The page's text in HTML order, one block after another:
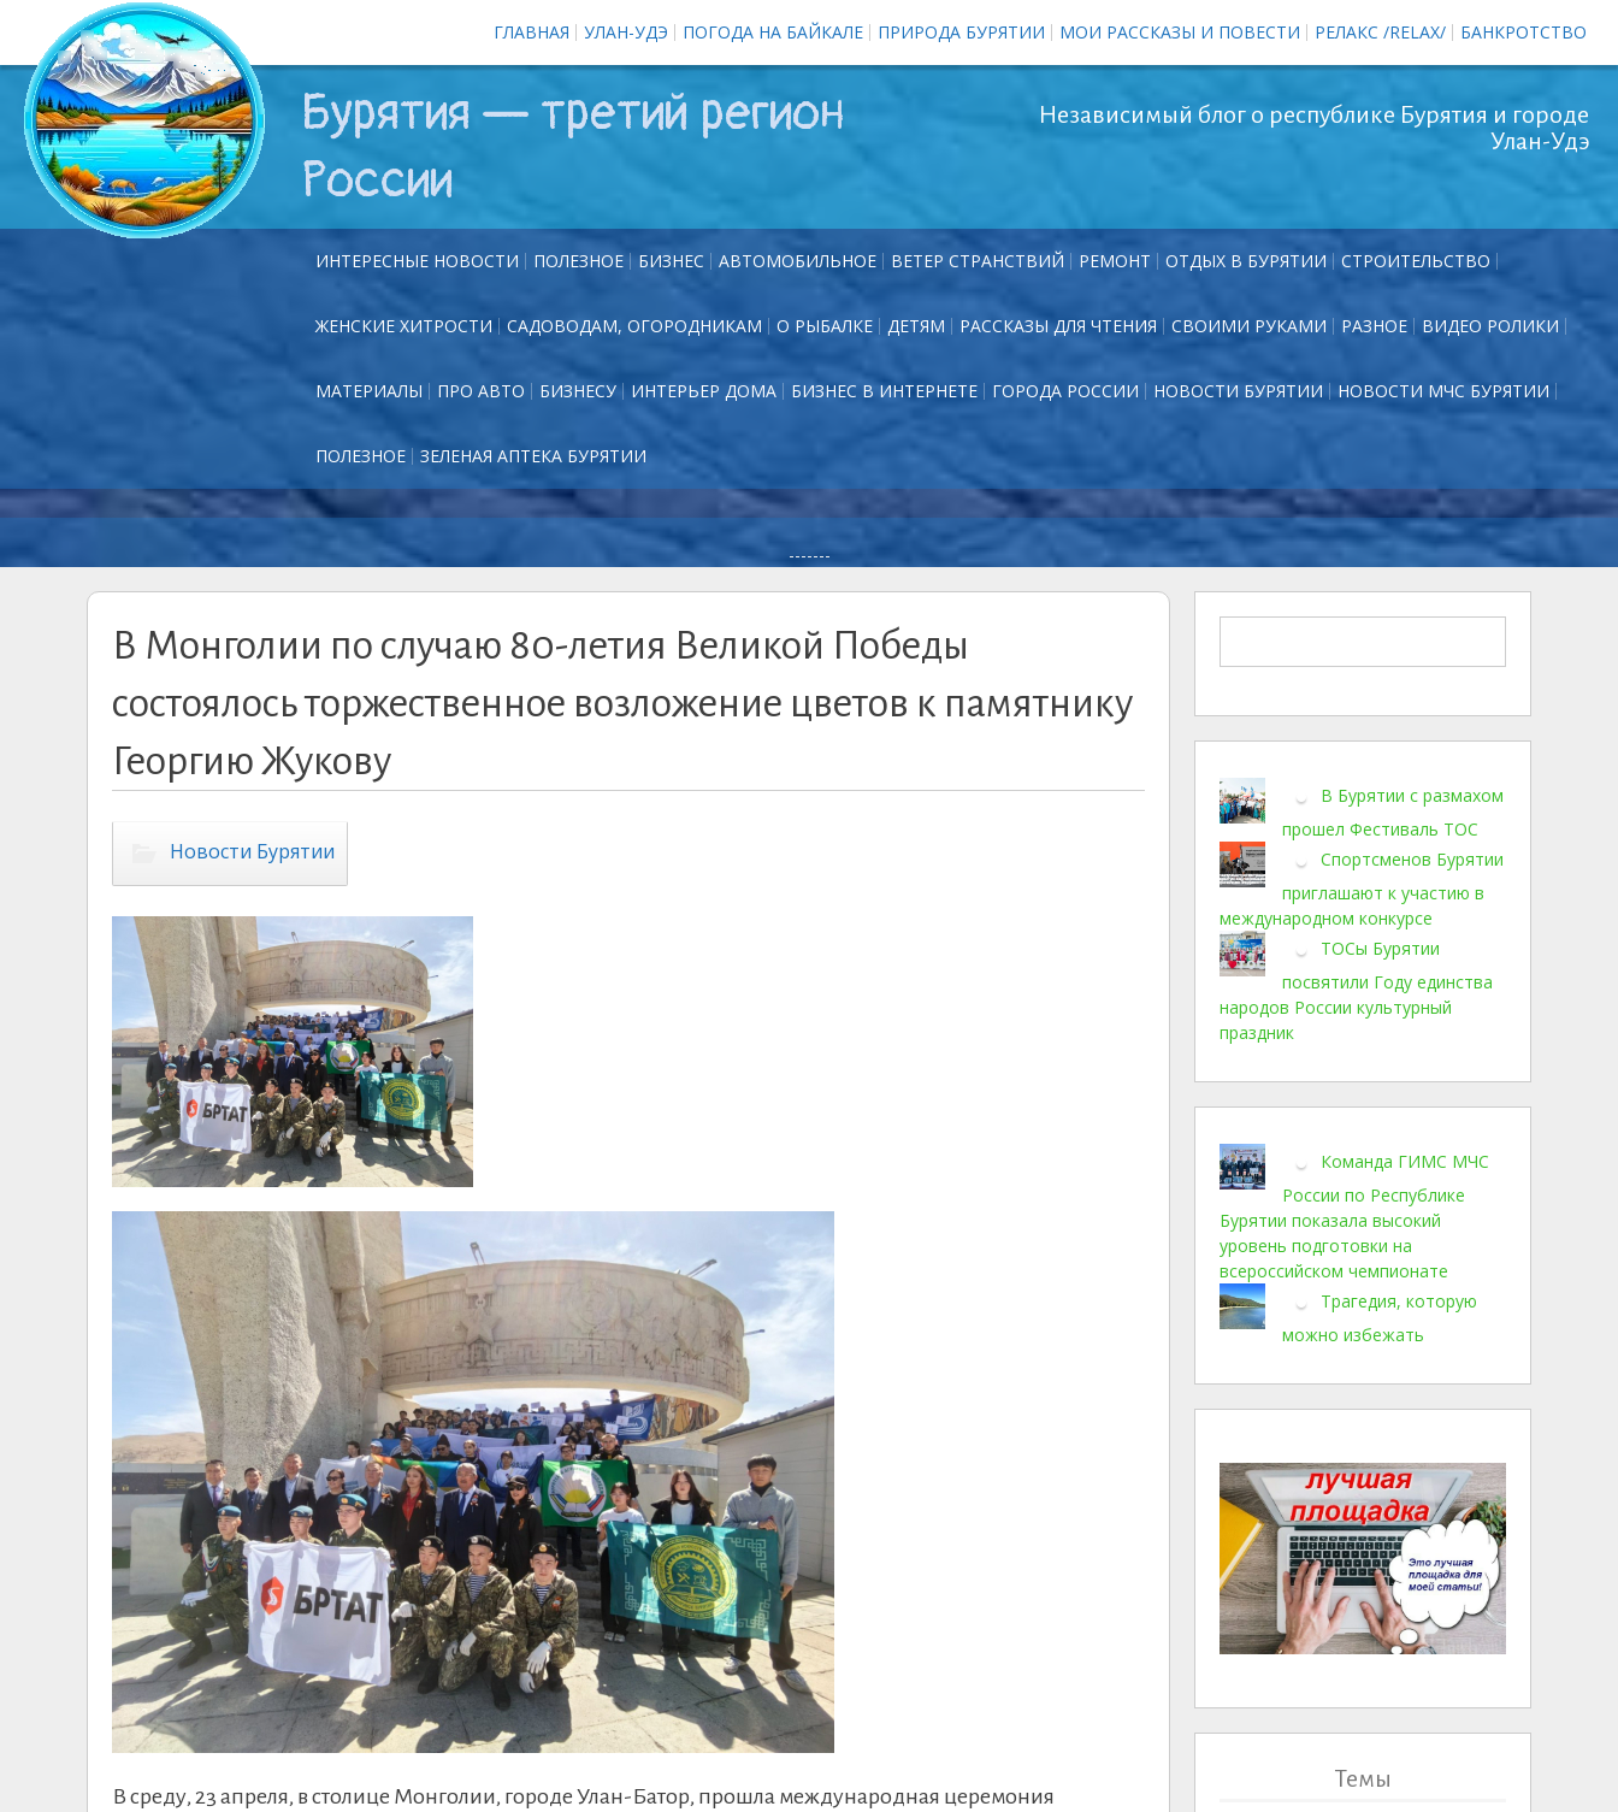
ГЛАВНАЯ УЛАН-УДЭ ПОГОДА НА БАЙКАЛЕ ПРИРОДА БУРЯТИИ МОИ РАССКАЗЫ И ПОВЕСТИ РЕЛАКС /RELAX/ БАНКРОТСТВО
Бурятия — третий регион
России
Независимый блог о республике Бурятия и городе
Улан-Удэ
ИНТЕРЕСНЫЕ НОВОСТИ ПОЛЕЗНОЕ БИЗНЕС АВТОМОБИЛЬНОЕ ВЕТЕР СТРАНСТВИЙ РЕМОНТ ОТДЫХ В БУРЯТИИ СТРОИТЕЛЬСТВО
ЖЕНСКИЕ ХИТРОСТИ САДОВОДАМ, ОГОРОДНИКАМ О РЫБАЛКЕ ДЕТЯМ РАССКАЗЫ ДЛЯ ЧТЕНИЯ СВОИМИ РУКАМИ РАЗНОЕ ВИДЕО РОЛИКИ
МАТЕРИАЛЫ ПРО АВТО БИЗНЕСУ ИНТЕРЬЕР ДОМА БИЗНЕС В ИНТЕРНЕТЕ ГОРОДА РОССИИ НОВОСТИ БУРЯТИИ НОВОСТИ МЧС БУРЯТИИ
ПОЛЕЗНОЕ ЗЕЛЕНАЯ АПТЕКА БУРЯТИИ
-------
В Монголии по случаю 80-летия Великой Победы
состоялось торжественное возложение цветов к памятнику
Георгию Жукову
Новости Бурятии
В среду, 23 апреля, в столице Монголии, городе Улан-Батор, прошла международная церемония
В Бурятии с размахом
прошел Фестиваль ТОС
Спортсменов Бурятии
приглашают к участию в
международном конкурсе
ТОСы Бурятии
посвятили Году единства
народов России культурный
праздник
Команда ГИМС МЧС
России по Республике
Бурятии показала высокий
уровень подготовки на
всероссийском чемпионате
Трагедия, которую
можно избежать
Темы